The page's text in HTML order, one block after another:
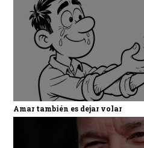
Amar también es dejar volar